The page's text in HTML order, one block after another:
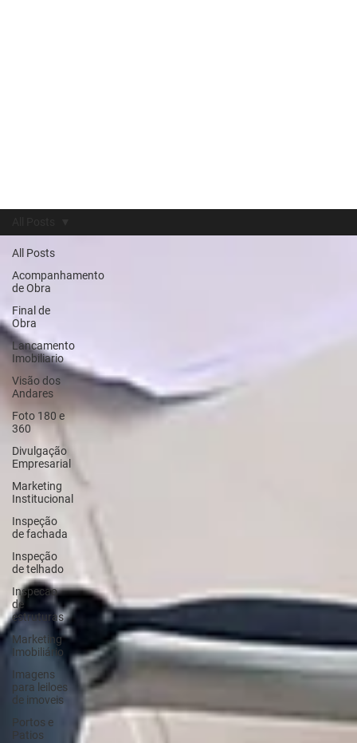
All Posts
Acompanhamento
de Obra
Final de
Obra
Lancamento
Imobiliario
Visão dos
Andares
Foto 180 e
360
Divulgação
Empresarial
Marketing
Institucional
Inspeção
de fachada
Inspeção
de telhado
Inspecao
de
estruturas
Marketing
Imobiliário
Imagens
para leiloes
de imoveis
Portos e
Patios